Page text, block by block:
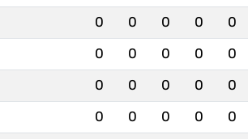
0 0 0 0 0
0 0 0 0 0
0 0 0 0 0
0 0 0 0 0